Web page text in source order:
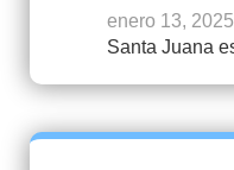
enero 13,
Santa Juana